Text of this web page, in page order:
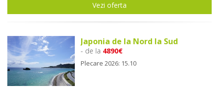
Vezi oferta
Japonia de la Nord la Sud
- de la 4890€
Plecare 2026: 15.10